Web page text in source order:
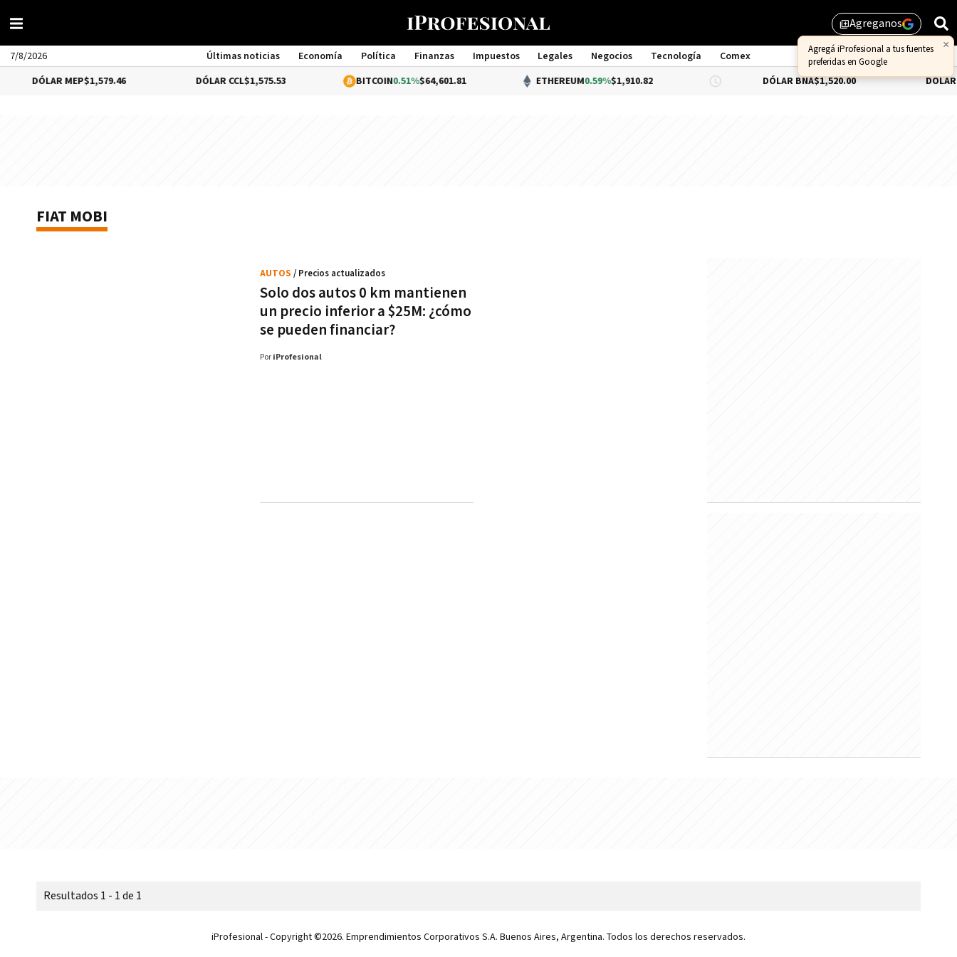
library_addAgreganos
×
Agregá iProfesional a tus fuentes
preferidas en Google
7/8/2026 Últimas noticias Economía Política Finanzas Impuestos Legales Negocios Tecnología
Comex
Management
DÓLAR MEP$1,579.46 DÓLAR CCL$1,575.53 BITCOIN0.51%$64,601.81 ETHEREUM0.59%$1,910.82 DÓLAR BNA$1,520.00 DÓLAR
FIAT MOBI
Solo dos autos 0 km mantienen
un precio inferior a $25M: ¿cómo
se pueden financiar?
AUTOS / Precios actualizados
Por iProfesional
Resultados 1 - 1 de 1
iProfesional - Copyright ©2026. Emprendimientos Corporativos S.A. Buenos Aires, Argentina. Todos los derechos reservados.